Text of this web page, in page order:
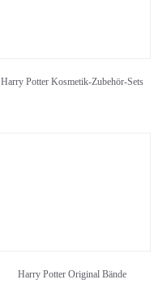
Harry Potter Kosmetik-Zubehör-Sets
Harry Potter Original Bände